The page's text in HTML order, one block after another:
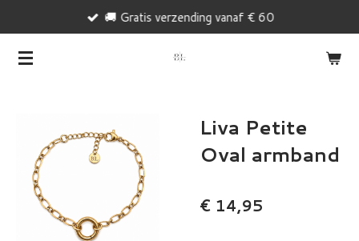
naar
🚚 Gratis verzending vanaf € 60
Liva Petite
Oval armband
€ 14,95